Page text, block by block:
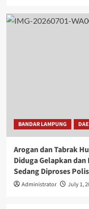
BANDAR LAMPUNG
Arogan dan Tabrak
Diduga Gelapkan
Sedang Diproses
Administrator July 1,